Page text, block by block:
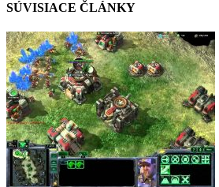
SÚVISIACE ČLÁNKY